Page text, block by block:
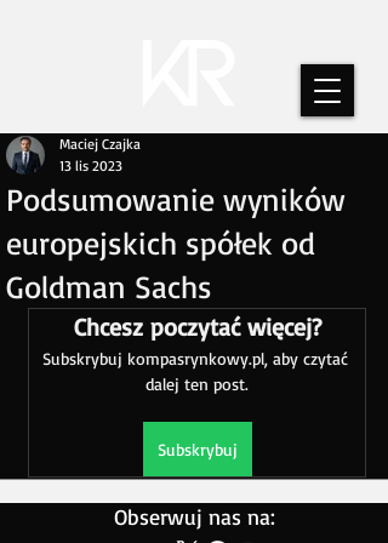
Podsumowanie wyników
europejskich spółek od
Goldman Sachs
Maciej Czajka
13 lis 2023
Chcesz poczytać więcej?
Subskrybuj kompasrynkowy.pl, aby czytać
dalej ten post.
Subskrybuj
Obserwuj nas na: